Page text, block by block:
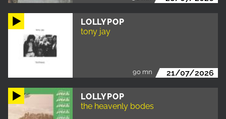
LOLLYPOP
tony jay
90 mn 21/07/2026
LOLLYPOP
the heavenly bodes